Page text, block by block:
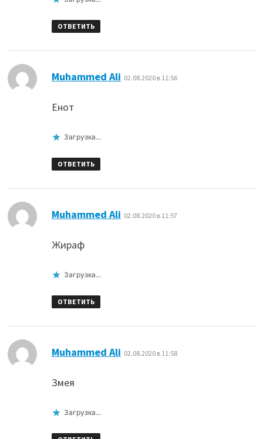
ОТВЕТИТЬ
Muhammed Ali 02.08.2020 в 11:56
Енот
Загрузка...
ОТВЕТИТЬ
Muhammed Ali 02.08.2020 в 11:57
Жираф
Загрузка...
ОТВЕТИТЬ
Muhammed Ali 02.08.2020 в 11:58
Змея
Загрузка...